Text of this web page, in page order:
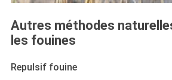
Autres méthodes
les fouines
Repulsif fouine